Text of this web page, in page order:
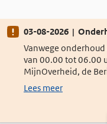
Onderhoud
03-08-2026 |
Vanwege
van 00.00 tot 06.00
MijnOverheid, de
Lees meer